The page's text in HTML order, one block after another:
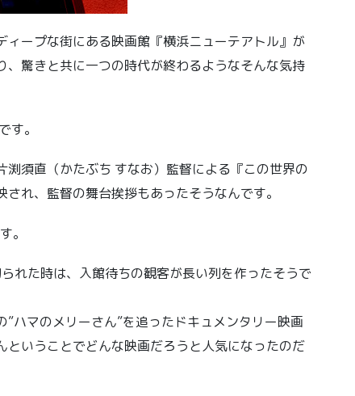
ープな街にある映画館『横浜ニューテアトル』が
驚きと共に一つの時代が終わるようなそんな気持
す。
渕須直（かたぶち すなお）監督による『この世界の
れ、監督の舞台挨拶もあったそうなんです。
。
れた時は、入館待ちの観客が長い列を作ったそうで
ハマのメリーさん”を追ったドキュメンタリー映画
いうことでどんな映画だろうと人気になったのだ